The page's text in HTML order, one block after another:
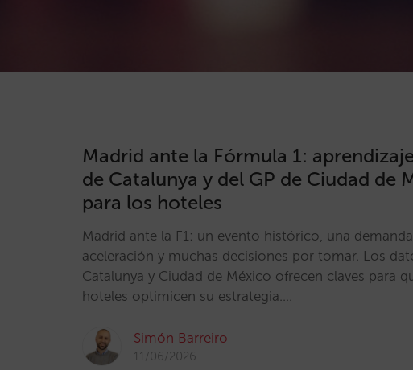
Madrid ante la Fórmula 1:
de Catalunya y del GP de Ciudad de
para los hoteles
Madrid ante la F1: un evento histórico, una
aceleración y muchas decisiones por tomar. Los
Catalunya y Ciudad de México ofrecen claves para
hoteles optimicen su estrategia.…
Simón Barreiro
11/06/2026